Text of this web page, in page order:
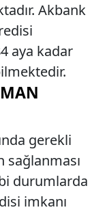
Akbank
aya kadar
gerekli
sağlanması
durumlarda
imkanı